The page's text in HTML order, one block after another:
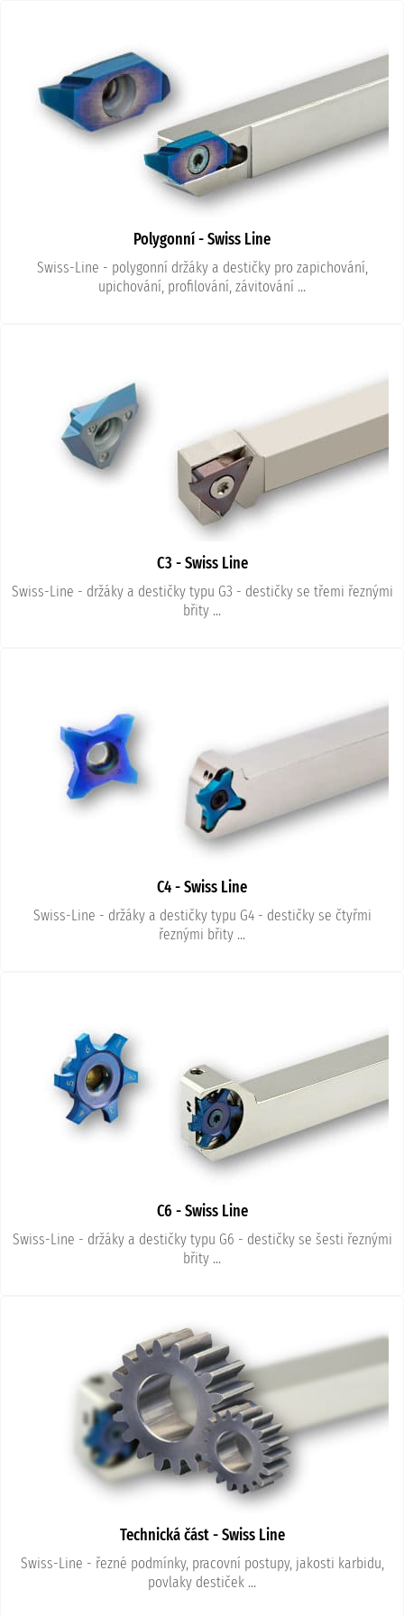
Polygonní - Swiss Line
Swiss-Line - polygonní držáky a destičky pro zapichování,
upichování, profilování, závitování ...
C3 - Swiss Line
Swiss-Line - držáky a destičky typu G3 - destičky se třemi řeznými
břity ...
C4 - Swiss Line
Swiss-Line - držáky a destičky typu G4 - destičky se čtyřmi
řeznými břity ...
C6 - Swiss Line
Swiss-Line - držáky a destičky typu G6 - destičky se šesti řeznými
břity ...
Technická část - Swiss Line
Swiss-Line - řezné podmínky, pracovní postupy, jakosti karbidu,
povlaky destiček ...